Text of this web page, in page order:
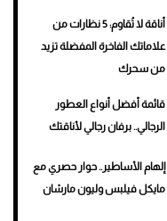
أناقة لا تُقاوم: 5 نظارات من
علاماتك الفاخرة المفضلة تزيد
من سحرك
قائمة أفضل أنواع العطور
الرجالي.. برفان رجالي لأناقتك
إلهام الأساطير.. حوار حصري مع
مايكل فيلبس وليون مارشان